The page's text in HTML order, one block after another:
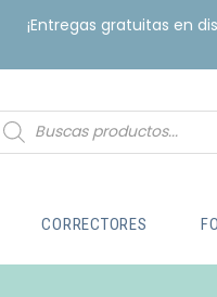
¡Entregas gratuitas en
CORRECTORES